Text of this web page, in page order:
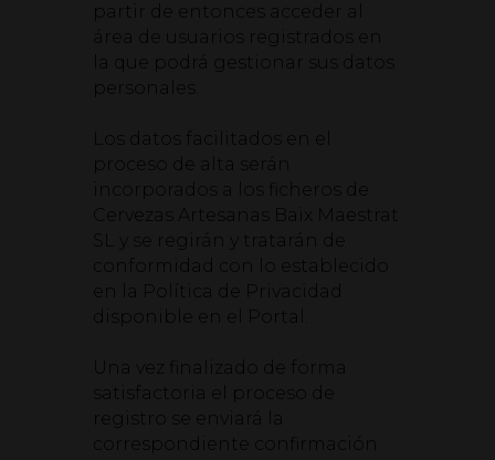
partir de entonces acceder al
área de usuarios registrados en
la que podrá gestionar sus datos
personales.
Los datos facilitados en el
proceso de alta serán
incorporados a los ficheros de
Cervezas Artesanas Baix Maestrat
SL y se regirán y tratarán de
conformidad con lo establecido
en la Política de Privacidad
disponible en el Portal.
Una vez finalizado de forma
satisfactoria el proceso de
registro se enviará la
correspondiente confirmación